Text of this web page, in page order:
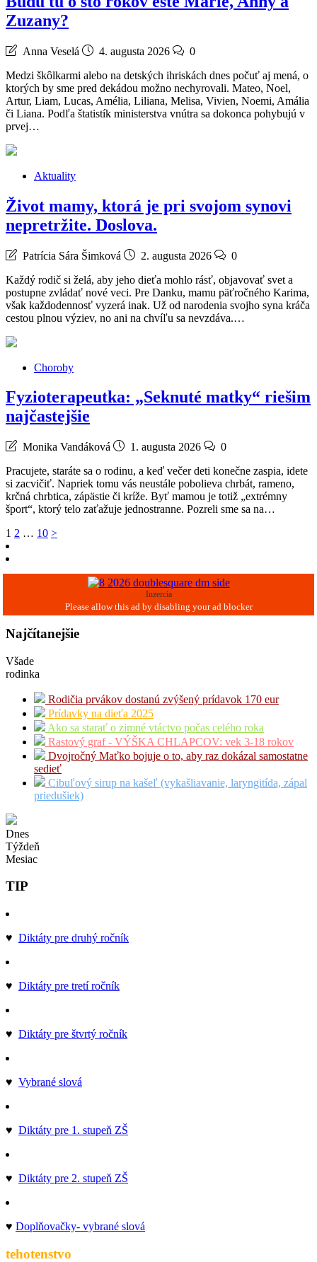
Zuzany?
Anna Veselá 4. augusta 2026
0
Medzi škôlkarmi alebo na detských ihriskách dnes počuť aj mená, o
ktorých by sme pred dekádou možno nechyrovali. Mateo, Noel,
Artur, Liam, Lucas, Amélia, Liliana, Melisa, Vivien, Noemi, Amália
či Liana. Podľa štatistík ministerstva vnútra sa dokonca pohybujú v
prvej…
Aktuality
Život mamy, ktorá je pri svojom synovi
nepretržite. Doslova.
Patrícia Sára Šimková 2. augusta 2026
0
Každý rodič si želá, aby jeho dieťa mohlo rásť, objavovať svet a
postupne zvládať nové veci. Pre Danku, mamu päťročného Karima,
však každodennosť vyzerá inak. Už od narodenia svojho syna kráča
cestou plnou výziev, no ani na chvíľu sa nevzdáva.…
Choroby
Fyzioterapeutka: „Seknuté matky“ riešim
najčastejšie
Monika Vandáková 1. augusta 2026
0
Pracujete, staráte sa o rodinu, a keď večer deti konečne zaspia, idete
si zacvičiť. Napriek tomu vás neustále pobolieva chrbát, rameno,
krčná chrbtica, zápästie či kríže. Byť mamou je totiž „extrémny
šport“, ktorý telo zaťažuje jednostranne. Pozreli sme sa na…
Stránkovanie
príspevkov
1 2 … 10 >
Inzercia
Najčítanejšie
Všade
rodinka
Rodičia prvákov dostanú zvýšený prídavok 170 eur
Prídavky na dieťa 2025
Ako sa starať o zimné vtáctvo počas celého roka
Rastový graf - VÝŠKA CHLAPCOV: vek 3-18 rokov
Dvojročný Maťko bojuje o to, aby raz dokázal samostatne
sedieť
Cibuľový sirup na kašeľ (vykašliavanie, laryngitída, zápal
priedušiek)
Dnes
Týždeň
Mesiac
TIP
♥ Diktáty pre druhý ročník
♥ Diktáty pre tretí ročník
♥ Diktáty pre štvrtý ročník
♥ Vybrané slová
♥ Diktáty pre 1. stupeň ZŠ
♥ Diktáty pre 2. stupeň ZŠ
♥ Doplňovačky- vybrané slová
tehotenstvo